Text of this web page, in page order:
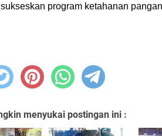
program ketahanan
menyukai postingan ini :